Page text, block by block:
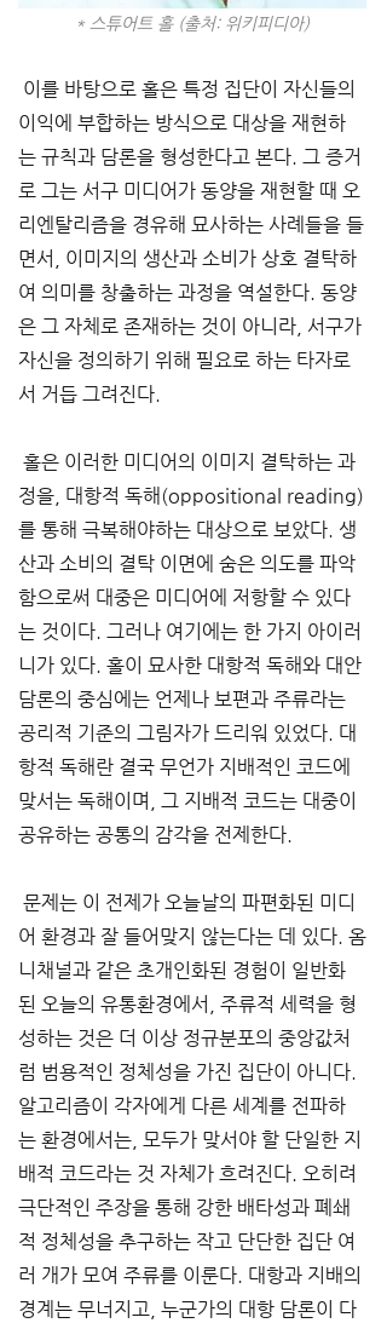
* 스튜어트 홀 (출처: 위키피디아)
이를 바탕으로 홀은 특정 집단이 자신들의
이익에 부합하는 방식으로 대상을 재현하
는 규칙과 담론을 형성한다고 본다. 그 증거
로 그는 서구 미디어가 동양을 재현할 때 오
리엔탈리즘을 경유해 묘사하는 사례들을 들
면서, 이미지의 생산과 소비가 상호 결탁하
여 의미를 창출하는 과정을 역설한다. 동양
은 그 자체로 존재하는 것이 아니라, 서구가
자신을 정의하기 위해 필요로 하는 타자로
서 거듭 그려진다.
홀은 이러한 미디어의 이미지 결탁하는 과
정을, 대항적 독해(oppositional reading)
를 통해 극복해야하는 대상으로 보았다. 생
산과 소비의 결탁 이면에 숨은 의도를 파악
함으로써 대중은 미디어에 저항할 수 있다
는 것이다. 그러나 여기에는 한 가지 아이러
니가 있다. 홀이 묘사한 대항적 독해와 대안
담론의 중심에는 언제나 보편과 주류라는
공리적 기준의 그림자가 드리워 있었다. 대
항적 독해란 결국 무언가 지배적인 코드에
맞서는 독해이며, 그 지배적 코드는 대중이
공유하는 공통의 감각을 전제한다.
문제는 이 전제가 오늘날의 파편화된 미디
어 환경과 잘 들어맞지 않는다는 데 있다. 옴
니채널과 같은 초개인화된 경험이 일반화
된 오늘의 유통환경에서, 주류적 세력을 형
성하는 것은 더 이상 정규분포의 중앙값처
럼 범용적인 정체성을 가진 집단이 아니다.
알고리즘이 각자에게 다른 세계를 전파하
는 환경에서는, 모두가 맞서야 할 단일한 지
배적 코드라는 것 자체가 흐려진다. 오히려
극단적인 주장을 통해 강한 배타성과 폐쇄
적 정체성을 추구하는 작고 단단한 집단 여
러 개가 모여 주류를 이룬다. 대항과 지배의
경계는 무너지고, 누군가의 대항 담론이 다